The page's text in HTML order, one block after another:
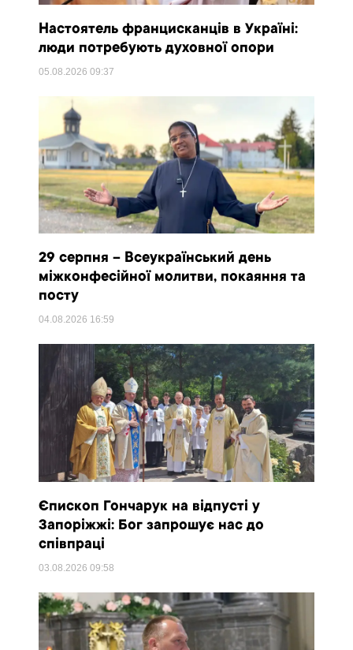
Настоятель францисканців в Україні:
люди потребують духовної опори
05.08.202609:37
29 серпня – Всеукраїнський день
міжконфесійної молитви, покаяння та
посту
04.08.2026 16:59
Єпископ Гончарук на відпусті у
Запоріжжі: Бог запрошує нас до
співпраці
03.08.202609:58